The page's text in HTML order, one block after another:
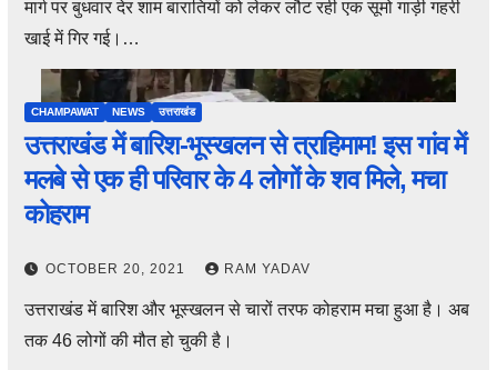
मार्ग पर बुधवार देर शाम बारातियों को लेकर लौट रही एक सूमो गाड़ी गहरी
खाई में गिर गई।…
CHAMPAWAT NEWS उत्तराखंड
उत्तराखंड में बारिश-भूस्खलन से त्राहिमाम! इस गांव में
मलबे से एक ही परिवार के 4 लोगों के शव मिले, मचा
कोहराम
OCTOBER 20, 2021 RAM YADAV
उत्तराखंड में बारिश और भूस्खलन से चारों तरफ कोहराम मचा हुआ है। अब
तक 46 लोगों की मौत हो चुकी है।